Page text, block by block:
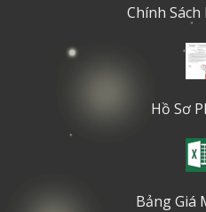
Chính
Hồ Sơ
Bảng Giá